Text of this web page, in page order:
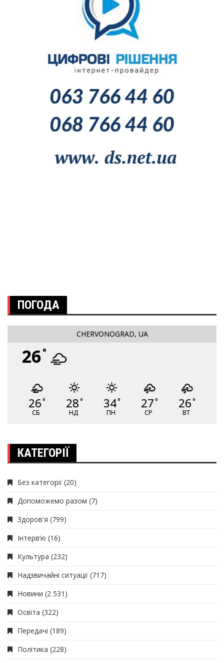
ПОГОДА
CHERVONOGRAD, UA
26°
26°
СБ
28°
НД
34°
ПН
27°
СР
26°
ВТ
КАТЕГОРІЇ
Без категорії (20)
Допоможемо разом (7)
Здоров'я (799)
Інтерв’ю (16)
Культура (232)
Надзвичайні ситуації (717)
Новини (2 531)
Освіта (322)
Передачі (189)
Політика (228)